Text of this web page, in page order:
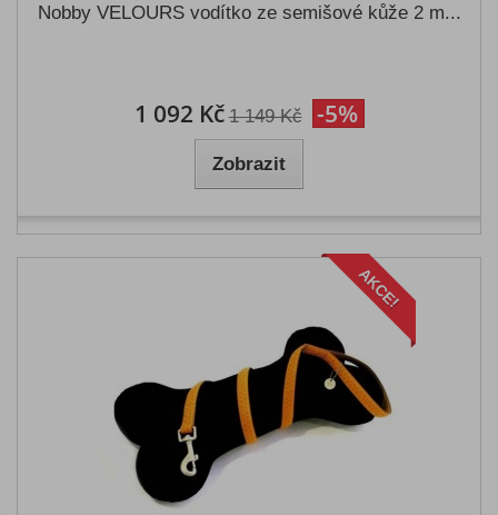
Nobby VELOURS vodítko ze semišové kůže 2 m...
1 092 Kč 1 149 Kč -5%
Zobrazit
AKCE!